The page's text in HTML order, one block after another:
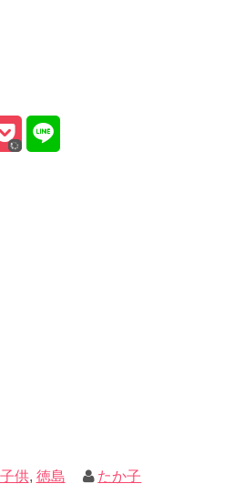
子供, 徳島 たか子